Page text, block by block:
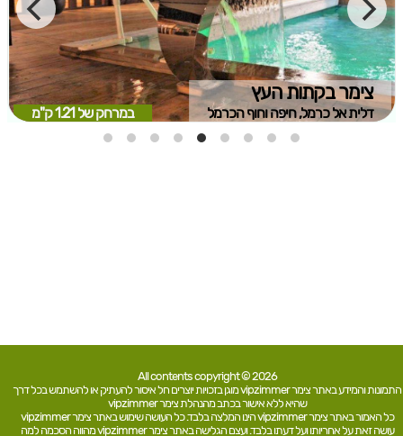
צימר בקתות העץ
דלית אל כרמל, חיפה וחוף הכרמל במרחק של 1.21 ק"מ
All contents copyright © 2026
התמונות והמידע באתר צימר vipzimmer מוגן בזכויות יוצרים חל איסור להעתיק או להשתמש בכל דרך
שהיא ללא אישור בכתב מהנהלת צימר vipzimmer
כל האמור באתר צימר vipzimmer הינו המלצה בלבד. כל העושה שימוש באתר צימר vipzimmer
עושה זאת על אחריותו ועל דעתו בלבד. ועצם הגלישה באתר צימר vipzimmer מהווה הסכמה למה